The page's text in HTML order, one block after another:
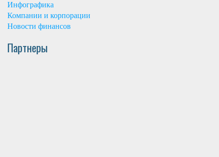
Инфографика
Компании и корпорации
Новости финансов
Партнеры